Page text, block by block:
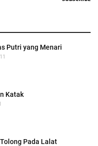
Putri yang Menari
Katak
Pada Lalat